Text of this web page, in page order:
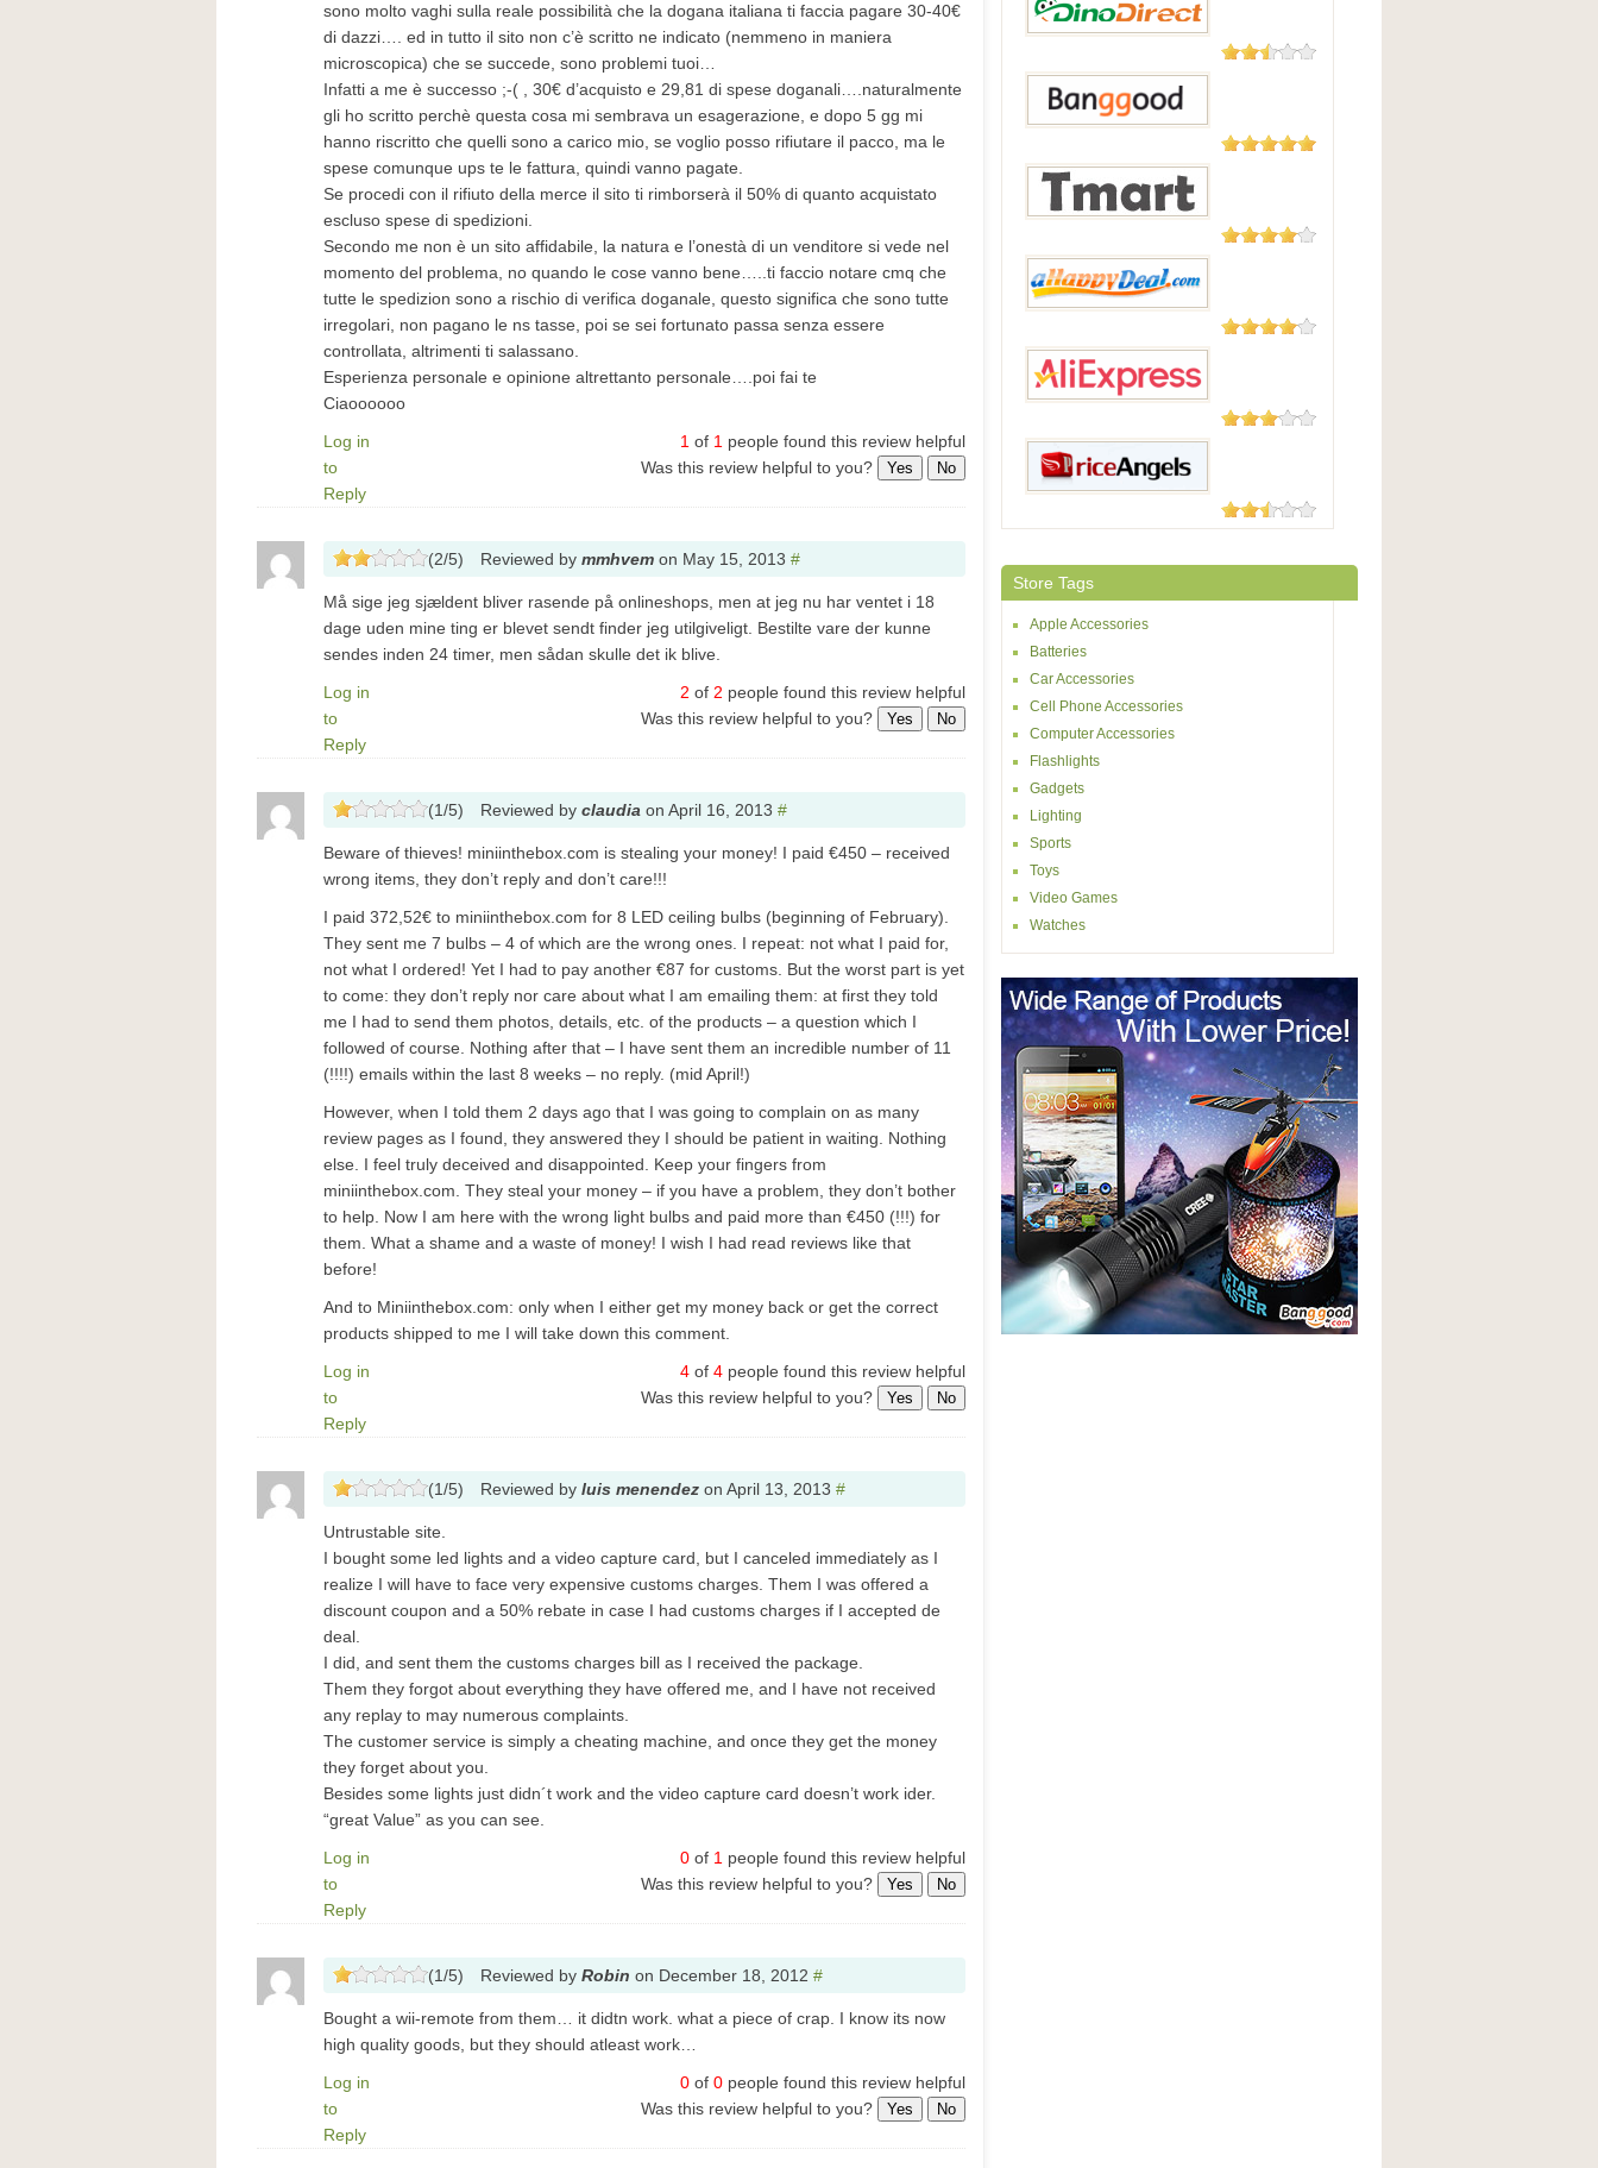
sono molto vaghi sulla reale possibilità che la dogana italiana ti faccia pagare 30-40€
di dazzi…. ed in tutto il sito non c’è scritto ne indicato (nemmeno in maniera
microscopica) che se succede, sono problemi tuoi…
Infatti a me è successo ;-( , 30€ d’acquisto e 29,81 di spese doganali….naturalmente
gli ho scritto perchè questa cosa mi sembrava un esagerazione, e dopo 5 gg mi
hanno riscritto che quelli sono a carico mio, se voglio posso rifiutare il pacco, ma le
spese comunque ups te le fattura, quindi vanno pagate.
Se procedi con il rifiuto della merce il sito ti rimborserà il 50% di quanto acquistato
escluso spese di spedizioni.
Secondo me non è un sito affidabile, la natura e l’onestà di un venditore si vede nel
momento del problema, no quando le cose vanno bene…..ti faccio notare cmq che
tutte le spedizion sono a rischio di verifica doganale, questo significa che sono tutte
irregolari, non pagano le ns tasse, poi se sei fortunato passa senza essere
controllata, altrimenti ti salassano.
Esperienza personale e opinione altrettanto personale….poi fai te
Ciaoooooo
Log in
to
Reply
1 of 1 people found this review helpful
Was this review helpful to you?
Yes No
(2/5) Reviewed by mmhvem on May 15, 2013 #
Må sige jeg sjældent bliver rasende på onlineshops, men at jeg nu har ventet i 18
dage uden mine ting er blevet sendt finder jeg utilgiveligt. Bestilte vare der kunne
sendes inden 24 timer, men sådan skulle det ik blive.
Log in
to
Reply
2 of 2 people found this review helpful
Was this review helpful to you?
Yes No
(1/5) Reviewed by claudia on April 16, 2013 #
Beware of thieves! miniinthebox.com is stealing your money! I paid €450 – received
wrong items, they don’t reply and don’t care!!!
I paid 372,52€ to miniinthebox.com for 8 LED ceiling bulbs (beginning of February).
They sent me 7 bulbs – 4 of which are the wrong ones. I repeat: not what I paid for,
not what I ordered! Yet I had to pay another €87 for customs. But the worst part is yet
to come: they don’t reply nor care about what I am emailing them: at first they told
me I had to send them photos, details, etc. of the products – a question which I
followed of course. Nothing after that – I have sent them an incredible number of 11
(!!!!) emails within the last 8 weeks – no reply. (mid April!)
However, when I told them 2 days ago that I was going to complain on as many
review pages as I found, they answered they I should be patient in waiting. Nothing
else. I feel truly deceived and disappointed. Keep your fingers from
miniinthebox.com. They steal your money – if you have a problem, they don’t bother
to help. Now I am here with the wrong light bulbs and paid more than €450 (!!!) for
them. What a shame and a waste of money! I wish I had read reviews like that
before!
And to Miniinthebox.com: only when I either get my money back or get the correct
products shipped to me I will take down this comment.
Log in
to
Reply
4 of 4 people found this review helpful
Was this review helpful to you?
Yes No
(1/5) Reviewed by luis menendez on April 13, 2013 #
Untrustable site.
I bought some led lights and a video capture card, but I canceled immediately as I
realize I will have to face very expensive customs charges. Them I was offered a
discount coupon and a 50% rebate in case I had customs charges if I accepted de
deal.
I did, and sent them the customs charges bill as I received the package.
Them they forgot about everything they have offered me, and I have not received
any replay to may numerous complaints.
The customer service is simply a cheating machine, and once they get the money
they forget about you.
Besides some lights just didn´t work and the video capture card doesn’t work ider.
“great Value” as you can see.
Log in
to
Reply
0 of 1 people found this review helpful
Was this review helpful to you?
Yes No
(1/5) Reviewed by Robin on December 18, 2012 #
Bought a wii-remote from them… it didtn work. what a piece of crap. I know its now
high quality goods, but they should atleast work…
Log in
to
Reply
0 of 0 people found this review helpful
Was this review helpful to you?
Yes No
DinoDirect
BangGood
Tmart.com
aHappyDeal
Aliexpress
18 Reviews
Store Tags
Apple Accessories
Batteries
Car Accessories
Cell Phone Accessories
Computer Accessories
Flashlights
Gadgets
Lighting
Sports
Toys
Video Games
Watches